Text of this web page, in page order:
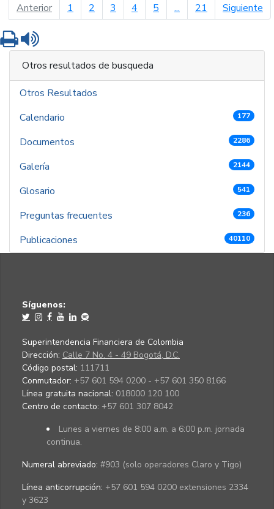
Anteriorpágina anterior
1 2 3 4 5 ... 21 Siguiente
Imprimir
Otros resultados de busqueda
Otros Resultados
Calendario
177
Documentos 2286
Galería 2144
Glosario 541
Preguntas frecuentes 236
Publicaciones 40110
Síguenos:
Superintendencia Financiera de Colombia
Dirección: Calle 7 No. 4 - 49 Bogotá, D.C.
Código postal: 111711
Conmutador: +57 601 594 0200 - +57 601 350 8166
Línea gratuita nacional: 018000 120 100
Centro de contacto: +57 601 307 8042
Lunes a viernes de 8:00 a.m. a 6:00 p.m. jornada
continua.
Numeral abreviado: #903 (solo operadores Claro y Tigo)
Línea anticorrupción: +57 601 594 0200 extensiones 2334
y 3623